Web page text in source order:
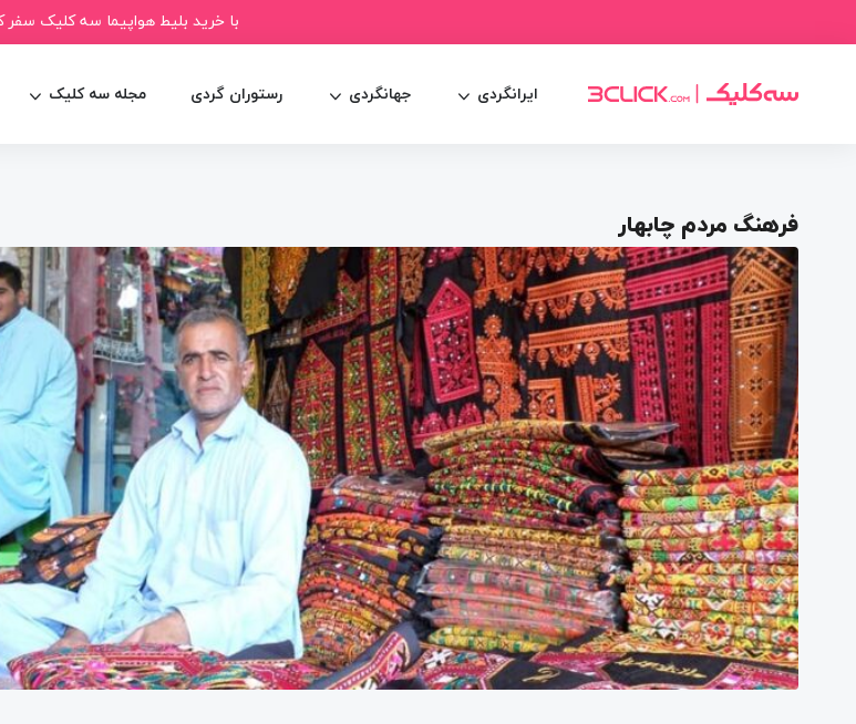
با خرید بلیط هواپیما سه کلیک سفر
ایرانگردی جهانگردی رستوران گردی مجله سه کلیک
فرهنگ مردم چابهار